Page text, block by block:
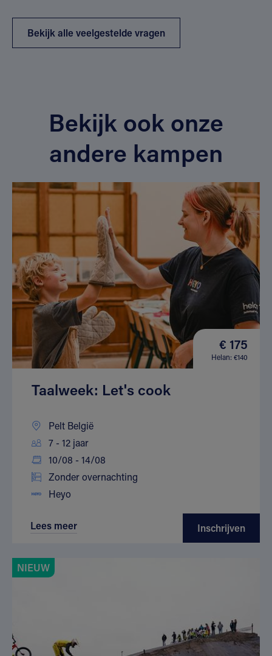
Bekijk alle veelgestelde vragen
Bekijk ook onze
andere kampen
€ 175
Helan: €140
Taalweek: Let's cook
Pelt België
7 - 12 jaar
10/08 - 14/08
Zonder overnachting
Heyo
Lees meer Inschrijven
NIEUW